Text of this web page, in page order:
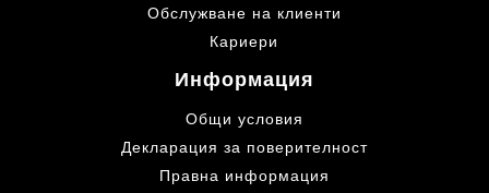
Обслужване на клиенти
Кариери
Информация
Общи условия
Декларация за поверителност
Правна информация